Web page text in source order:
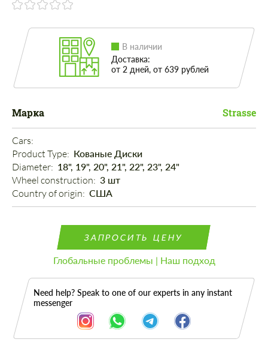
В наличии
Доставка:
от 2 дней, от 639 рублей
Марка Strasse
Cars:
Product Type: Кованые Диски
Diameter: 18", 19", 20", 21", 22", 23", 24"
Wheel construction: 3 шт
Country of origin: США
ЗАПРОСИТЬ ЦЕНУ
Глобальные проблемы | Наш подход
Need help? Speak to one of our experts in any instant
messenger